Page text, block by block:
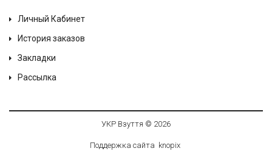
Личный Кабинет
История заказов
Закладки
Рассылка
УКР Взуття © 2026
Поддержка сайта knopix